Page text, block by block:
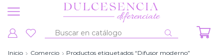
Entrada
Inicio Comercio Productos etiquetados “Difusor moderno”